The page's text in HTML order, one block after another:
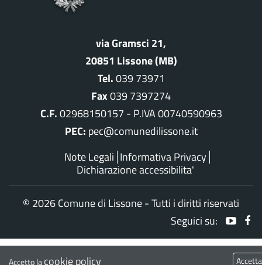
via Gramsci 21,
20851 Lissone (MB)
Tel.039 73971
Fax039 7397274
C.F.02968150157 - P.IVA 00740590963
PEC: pec@comunedilissone.it
Note Legali Informativa Privacy
Dichiarazione accessibilita'
© 2026 Comune di Lissone - Tutti i diritti riservati
Seguici su:
Accetto lacookie policy